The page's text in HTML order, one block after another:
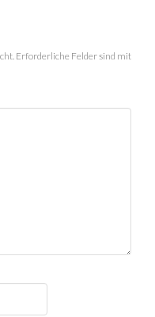
Erforderliche Felder sind mit